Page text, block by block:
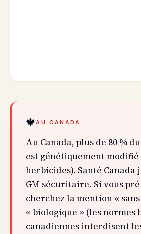
🍁AU CANADA
Au Canada, plus de 80 %
est génétiquement
herbicides). Santé Canada
GM sécuritaire. Si vous
cherchez la mention « sans
« biologique » (les normes
canadiennes interdisent